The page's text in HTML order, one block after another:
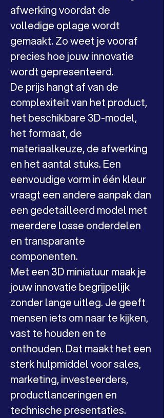
afwerking voordat de
volledige oplage wordt
gemaakt. Zo weet je vooraf
precies hoe jouw innovatie
wordt gepresenteerd.
De prijs hangt af van de
complexiteit van het product,
het beschikbare 3D-model,
het formaat, de
materiaalkeuze, de afwerking
en het aantal stuks. Een
eenvoudige vorm in één kleur
vraagt een andere aanpak dan
een gedetailleerd model met
meerdere losse onderdelen
en transparante
componenten.
Met een 3D miniatuur maak je
jouw innovatie begrijpelijk
zonder lange uitleg. Je geeft
mensen iets om naar te kijken,
vast te houden en te
onthouden. Dat maakt het een
sterk hulpmiddel voor sales,
marketing, investeerders,
productlanceringen en
technische presentaties.